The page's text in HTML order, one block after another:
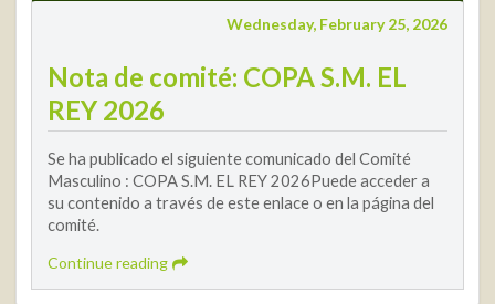
Wednesday, February 25, 2026
Nota de comité: COPA S.M. EL
REY 2026
Se ha publicado el siguiente comunicado del Comité
Masculino : COPA S.M. EL REY 2026Puede acceder a
su contenido a través de este enlace o en la página del
comité.
Continue reading
Calle Enlace, 9. 29016 Málaga, España
+34 952 225 590
info@rfga.org
2026 © Real Federación Andaluza de Golf
Privacy Policy